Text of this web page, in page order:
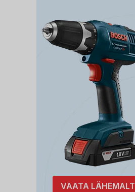
VAATA LÄHEMALT